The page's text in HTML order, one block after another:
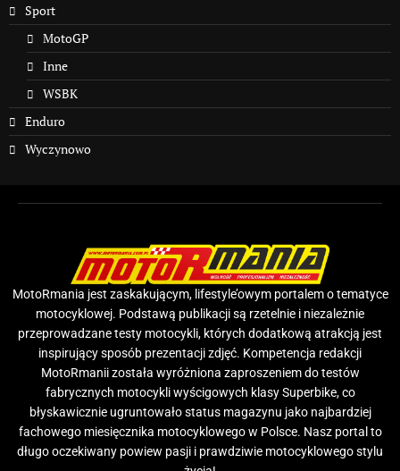
Sport
MotoGP
Inne
WSBK
Enduro
Wyczynowo
MotoRmania jest zaskakującym, lifestyle’owym portalem o tematyce
motocyklowej. Podstawą publikacji są rzetelnie i niezależnie
przeprowadzane testy motocykli, których dodatkową atrakcją jest
inspirujący sposób prezentacji zdjęć. Kompetencja redakcji
MotoRmanii została wyróżniona zaproszeniem do testów
fabrycznych motocykli wyścigowych klasy Superbike, co
błyskawicznie ugruntowało status magazynu jako najbardziej
fachowego miesięcznika motocyklowego w Polsce. Nasz portal to
długo oczekiwany powiew pasji i prawdziwie motocyklowego stylu